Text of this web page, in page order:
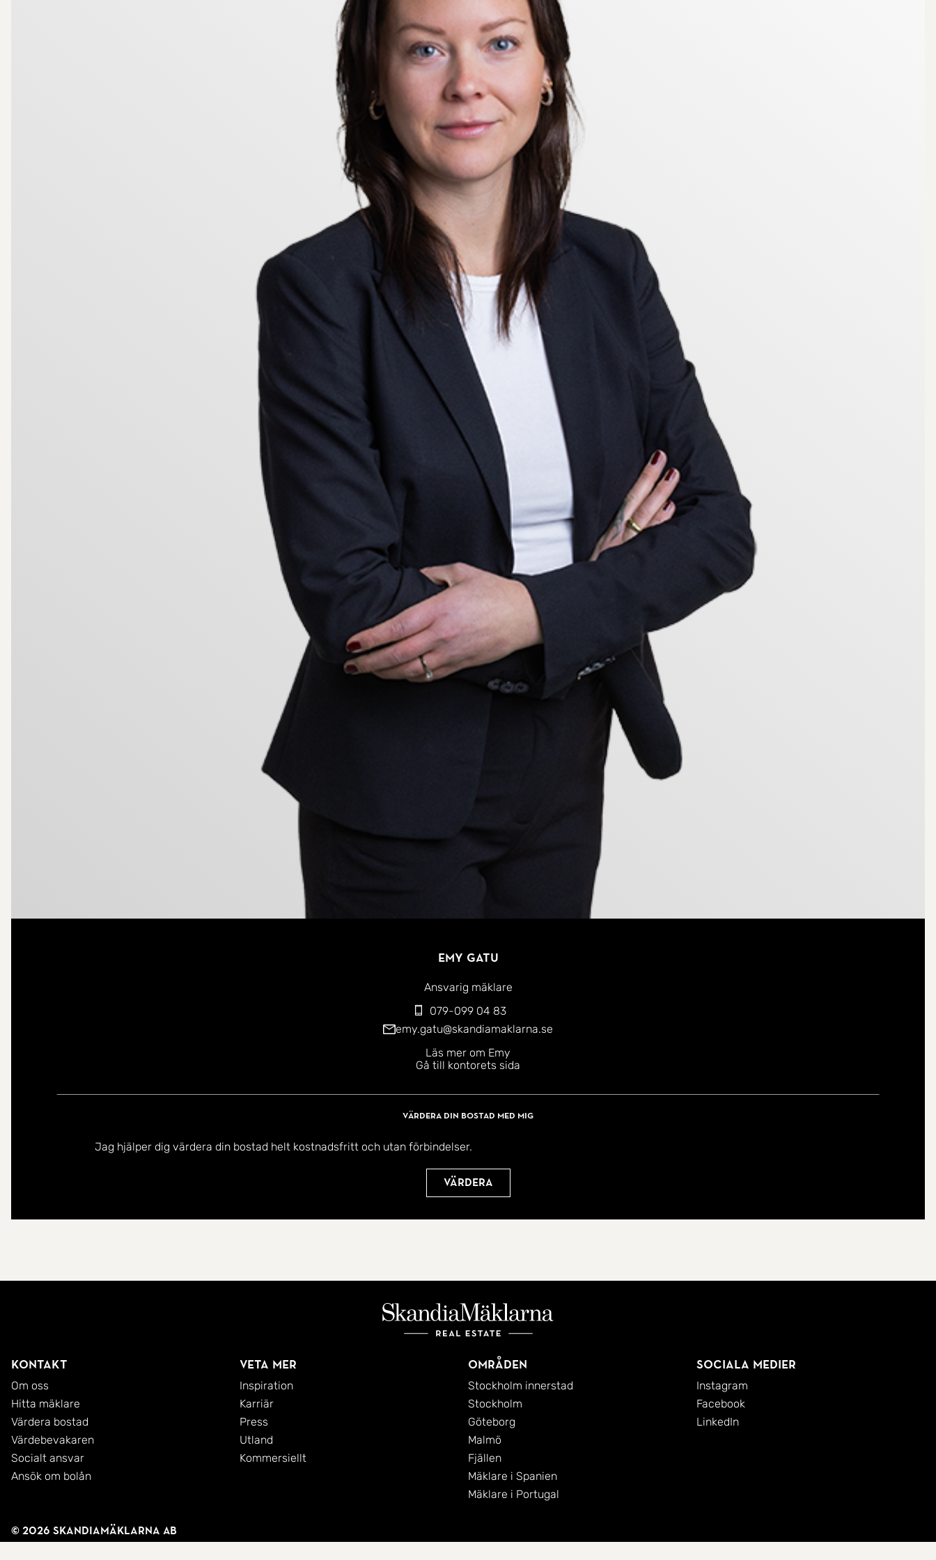
närområdet endast ca 150 meter från bostaden vid Torbjörns Torg finns flertal restauranger, frisörer, konditori, cykelverkstad, förskolor och grundskola. För den
bilburne finns gott om parkering i området och man tar sig snabbt och enkelt till såväl E4 som 55an. Här finns två busshållplatser för olika busslinjer inom 200
meter från bostaden och in till City kan man promenera på ca 10 minuter och med cykel tar det endast några minuter. Helt enkelt ett optimalt läge på alla sätt
Missa inte att anmäla ditt intresse för löpande uppdatering rörande bostaden och möjlighet till förhandsvisning.
Emy Gatu
Ansvarig mäklare
079-099 04 83
emy.gatu@skandiamaklarna.se
Läs mer om Emy
Gå till kontorets sida
Värdera din bostad med mig
Jag hjälper dig värdera din bostad helt kostnadsfritt och utan förbindelser.
Värdera
Kontakt
Om oss
Hitta mäklare
Värdera bostad
Värdebevakaren
Socialt ansvar
Ansök om bolån
Veta mer
Inspiration
Karriär
Press
Utland
Kommersiellt
Områden
Stockholm innerstad
Stockholm
Göteborg
Malmö
Fjällen
Mäklare i Spanien
Mäklare i Portugal
Sociala medier
Instagram
Facebook
LinkedIn
© 2026 SkandiaMäklarna AB